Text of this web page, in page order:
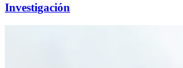
Investigación